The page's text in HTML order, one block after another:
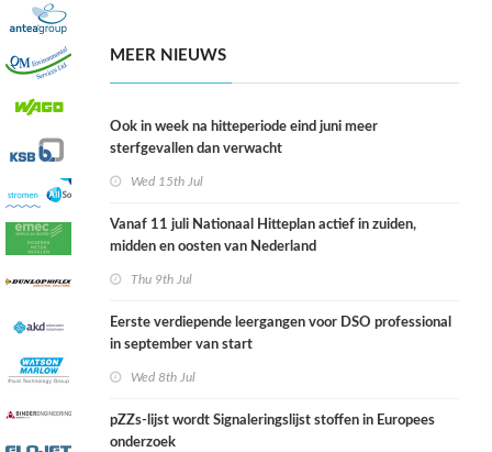
MEER NIEUWS
Ook in week na hitteperiode eind juni meer
sterfgevallen dan verwacht
Wed 15th Jul
Vanaf 11 juli Nationaal Hitteplan actief in zuiden,
midden en oosten van Nederland
Thu 9th Jul
Eerste verdiepende leergangen voor DSO professional
in september van start
Wed 8th Jul
pZZs-lijst wordt Signaleringslijst stoffen in Europees
onderzoek